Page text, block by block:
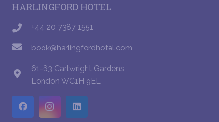
HARLINGFORD HOTEL
+44 20 7387 1551
book@harlingfordhotel.com
61-63 Cartwright Gardens
London WC1H 9EL